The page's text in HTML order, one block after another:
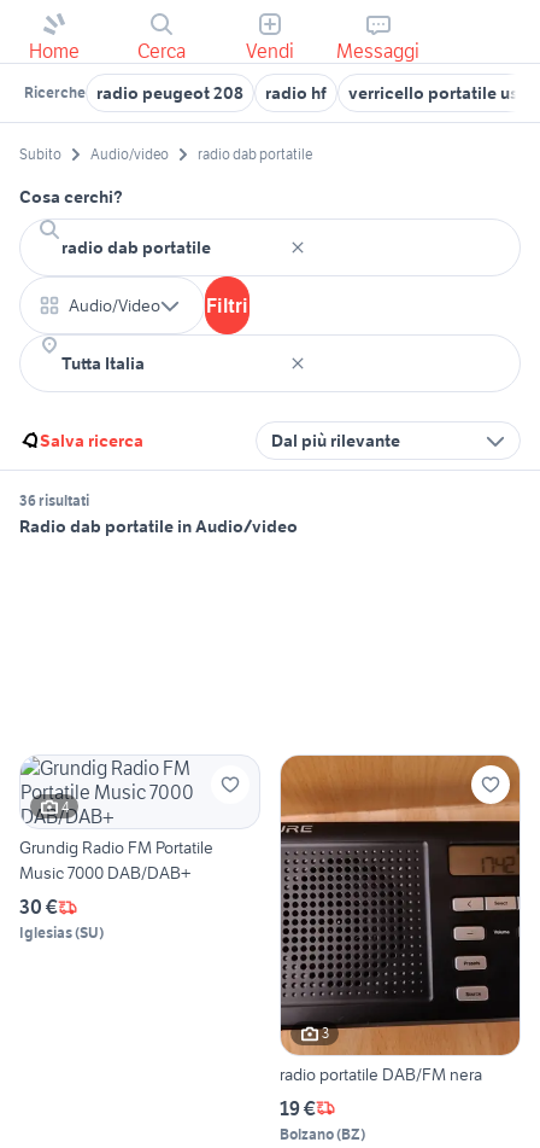
Home Cerca Vendi Messaggi
Ricerche radio peugeot 208 radio hf verricello portatile
Subito Audio/video radio dab portatile
Cosa cerchi?
Audio/Video Filtri
Salva ricerca Dal più rilevante
36 risultati
Radio dab portatile in Audio/video
4
Grundig Radio FM Portatile
Music 7000 DAB/DAB+
30 €
Iglesias(SU)
3
radio portatile DAB/FM nera
19 €
Bolzano(BZ)